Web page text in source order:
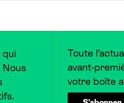
qui
Nous
Toute
avant-
votre boîte